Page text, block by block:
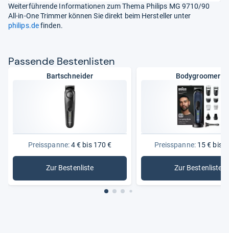
Weiterführende Informationen zum Thema Philips MG 9710/90
All-in-One Trimmer können Sie direkt beim Hersteller unter
philips.definden.
Pas­sende Bes­ten­lis­ten
Bartschneider
Preisspanne:4 € bis 170 €
Zur Bestenliste
: Bartschneider
Bodygroomer
Preisspanne:15 € bis
Zur Bestenliste
: